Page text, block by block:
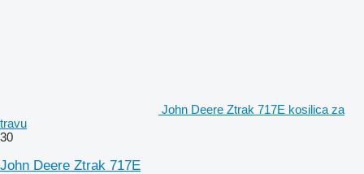
John Deere Ztrak 717E kosilica za
travu
30
John Deere Ztrak 717E